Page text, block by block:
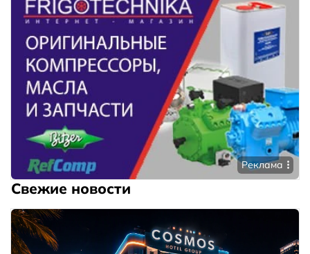
Реклама
Свежие новости